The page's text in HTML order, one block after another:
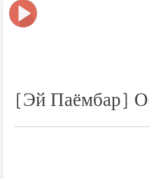
[Эй Паёмбар]